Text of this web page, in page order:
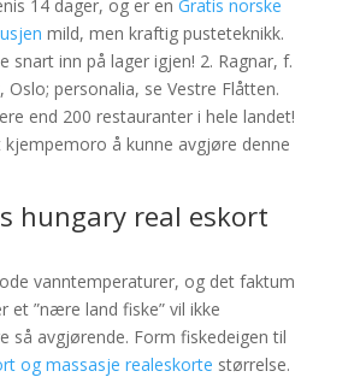
14 dager, og er en Gratis norske
mild, men kraftig pusteteknikk.
snart inn på lager igjen! 2. Ragnar, f.
Oslo; personalia, se Vestre Flåtten.
end 200 restauranter i hele landet!
kjempemoro å kunne avgjøre denne
hungary real eskort
vanntemperaturer, og det faktum
et ”nære land fiske” vil ikke
så avgjørende. Form fiskedeigen til
og massasje realeskorte størrelse.